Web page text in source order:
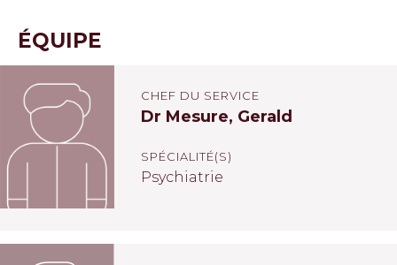
ÉQUIPE
CHEF DU SERVICE
Dr Mesure, Gerald
SPÉCIALITÉ(S)
Psychiatrie